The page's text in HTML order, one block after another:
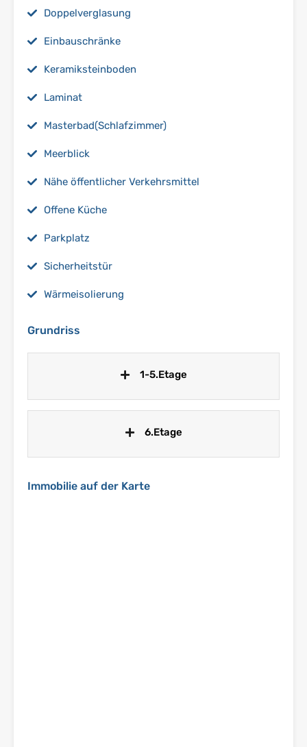
Doppelverglasung
Einbauschränke
Keramiksteinboden
Laminat
Masterbad(Schlafzimmer)
Meerblick
Nähe öffentlicher Verkehrsmittel
Offene Küche
Parkplatz
Sicherheitstür
Wärmeisolierung
Grundriss
1-5.Etage
6.Etage
Immobilie auf der Karte